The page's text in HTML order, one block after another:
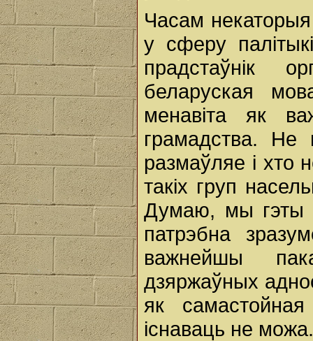
Часам
у сферу
прадстаўнік
беларуская
менавіта як
грамадства. Не
размаўляе і хто
такіх груп
Думаю, мы гэты
патрэбна
важнейшы
дзяржаўных
як
існаваць не